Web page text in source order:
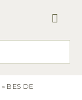
» BES DE